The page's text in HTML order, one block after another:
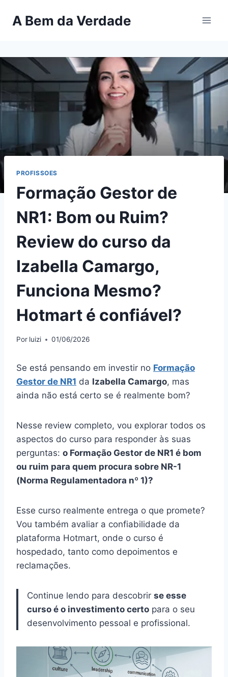
paraA Bem da Verdade
PROFISSOES
Formação Gestor de
NR1: Bom ou Ruim?
Review do curso da
Izabella Camargo,
Funciona Mesmo?
Hotmart é confiável?
Por luizi 01/06/2026
Se está pensando em investir no Formação
Gestor de NR1 da Izabella Camargo, mas
ainda não está certo se é realmente bom?
Nesse review completo, vou explorar todos os
aspectos do curso para responder às suas
perguntas: o Formação Gestor de NR1 é bom
ou ruim para quem procura sobre NR-1
(Norma Regulamentadora nº 1)?
Esse curso realmente entrega o que promete?
Vou também avaliar a confiabilidade da
plataforma Hotmart, onde o curso é
hospedado, tanto como depoimentos e
reclamações.
Continue lendo para descobrir se esse
curso é o investimento certo para o seu
desenvolvimento pessoal e profissional.